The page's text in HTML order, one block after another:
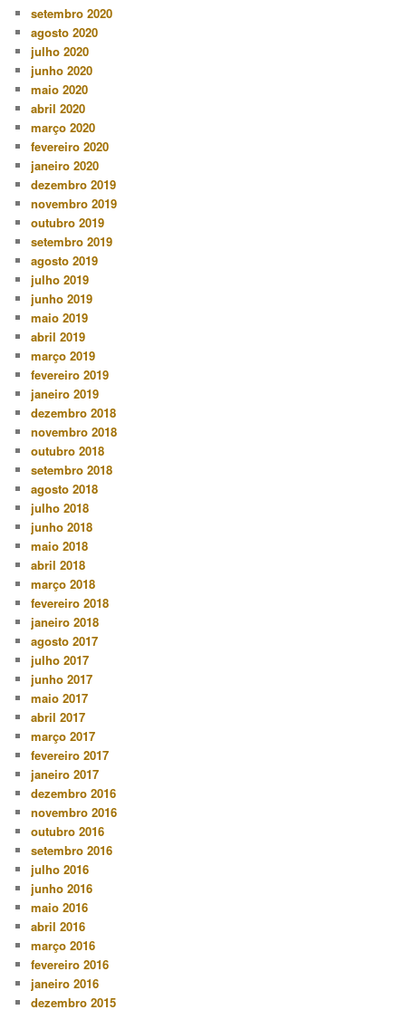
setembro 2020
agosto 2020
julho 2020
junho 2020
maio 2020
abril 2020
março 2020
fevereiro 2020
janeiro 2020
dezembro 2019
novembro 2019
outubro 2019
setembro 2019
agosto 2019
julho 2019
junho 2019
maio 2019
abril 2019
março 2019
fevereiro 2019
janeiro 2019
dezembro 2018
novembro 2018
outubro 2018
setembro 2018
agosto 2018
julho 2018
junho 2018
maio 2018
abril 2018
março 2018
fevereiro 2018
janeiro 2018
agosto 2017
julho 2017
junho 2017
maio 2017
abril 2017
março 2017
fevereiro 2017
janeiro 2017
dezembro 2016
novembro 2016
outubro 2016
setembro 2016
julho 2016
junho 2016
maio 2016
abril 2016
março 2016
fevereiro 2016
janeiro 2016
dezembro 2015